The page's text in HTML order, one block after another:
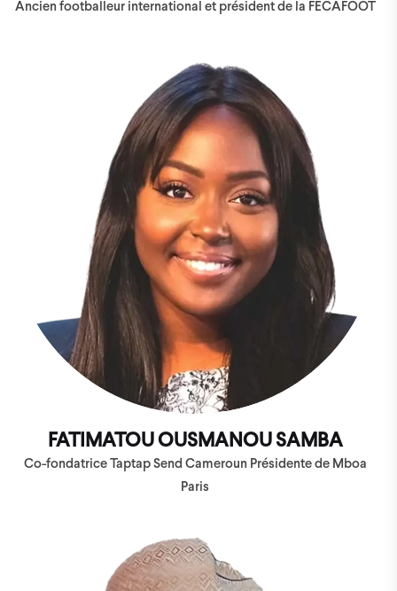
Ancien footballeur international et président de la FECAFOOT
FATIMATOU OUSMANOU SAMBA
Co-fondatrice Taptap Send Cameroun Présidente de Mboa
Paris